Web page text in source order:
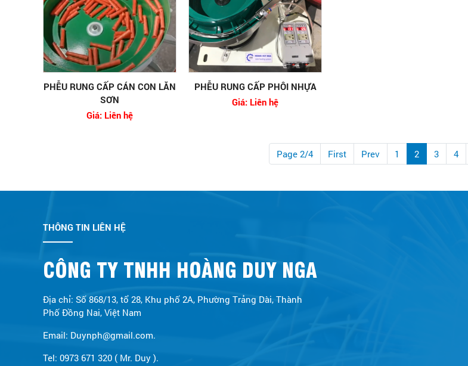
PHỄU RUNG CẤP CÁN CON LĂN
SƠN
Giá: Liên hệ
PHỄU RUNG CẤP PHÔI NHỰA
Giá: Liên hệ
Page 2/4 First Prev 1 2 3 4
THÔNG TIN LIÊN HỆ
CÔNG TY TNHH HOÀNG DUY NGA
Địa chỉ: Số 868/13, tổ 28, Khu phố 2A, Phường Trảng Dài, Thành
Phố Đồng Nai, Việt Nam
Email: Duynph@gmail.com.
Tel: 0973 671 320 ( Mr. Duy ).